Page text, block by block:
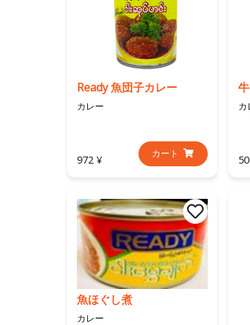
Ready 魚団子カレー
カレー
972 ¥ カート
カ
魚ほぐし煮
カレー